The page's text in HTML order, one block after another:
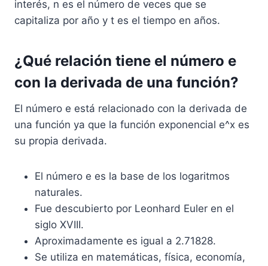
interés, n es el número de veces que se
capitaliza por año y t es el tiempo en años.
¿Qué relación tiene el número e
con la derivada de una función?
El número e está relacionado con la derivada de
una función ya que la función exponencial e^x es
su propia derivada.
El número e es la base de los logaritmos
naturales.
Fue descubierto por Leonhard Euler en el
siglo XVIII.
Aproximadamente es igual a 2.71828.
Se utiliza en matemáticas, física, economía,